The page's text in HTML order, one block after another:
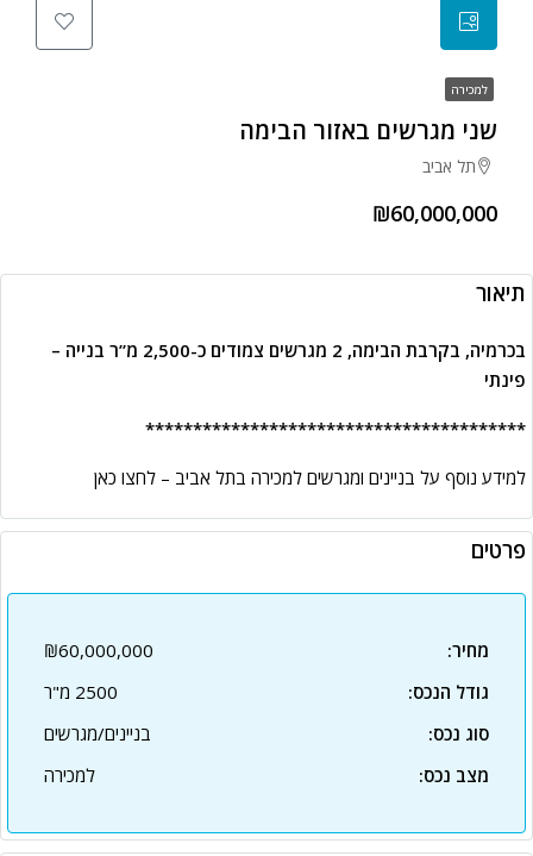
למכירה
שני מגרשים באזור הבימה
תל אביב
₪60,000,000
תיאור
בכרמיה, בקרבת הבימה, 2 מגרשים צמודים כ-2,500 מ”ר בנייה –
פינתי
****************************************
למידע נוסף על בניינים ומגרשים למכירה בתל אביב – לחצו כאן
פרטים
מחיר:
₪60,000,000
גודל הנכס:
2500 מ"ר
סוג נכס:
בניינים/מגרשים
מצב נכס:
למכירה